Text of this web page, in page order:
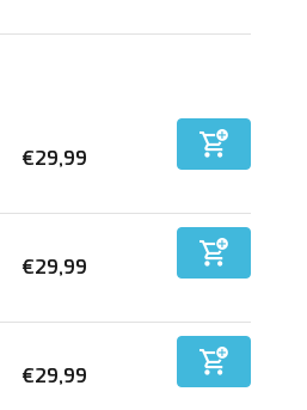
€29,99
€29,99
€29,99